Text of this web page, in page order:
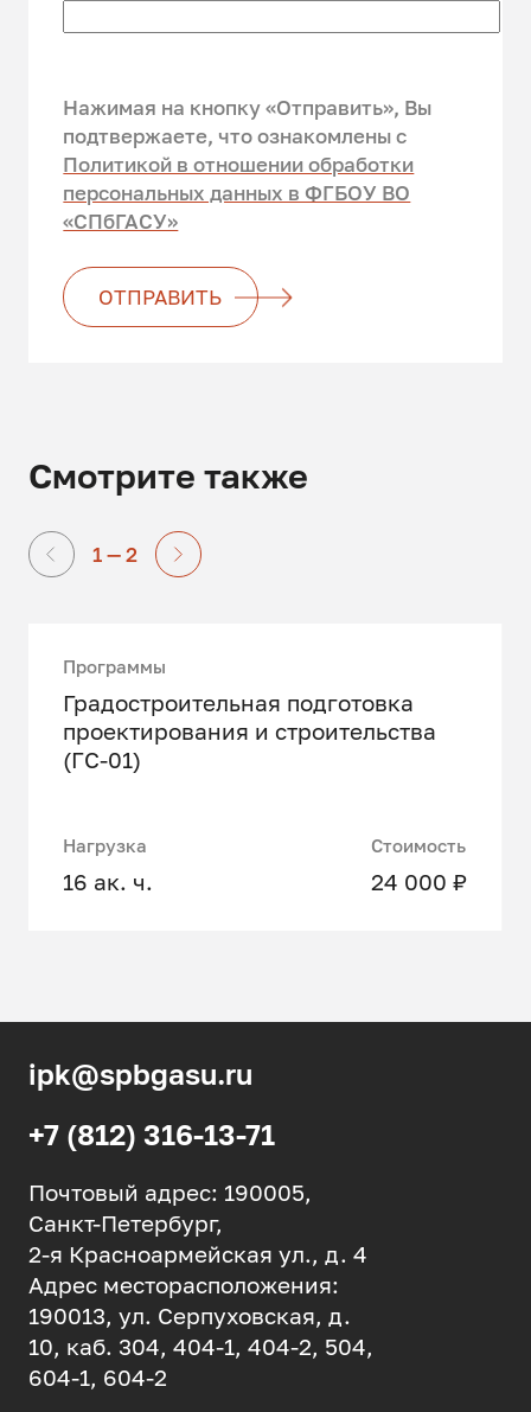
ОТПРАВИТЬ
Нажимая на кнопку «Отправить», Вы
подтвержаете, что ознакомлены c
Политикой в отношении обработки
персональных данных в ФГБОУ ВО
«СПбГАСУ»
Смотрите также
1 — 2
Программы
Градостроительная подготовка
проектирования и строительства
(ГС-01)
Нагрузка
16 ак. ч.
Стоимость
24 000 ₽
ipk@spbgasu.ru
+7 (812) 316-13-71
Почтовый адрес: 190005,
Санкт-Петербург,
2-я Красноармейская ул., д. 4
Адрес месторасположения:
190013, ул. Серпуховская, д.
10, каб. 304, 404-1, 404-2, 504,
604-1, 604-2